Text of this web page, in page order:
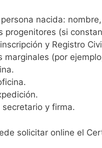
nacida:
progenitores (si
y Registro
marginales (por
y firma.
solicitar online el